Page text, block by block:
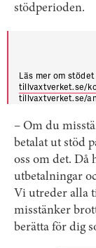
stödperioden.
Läs mer om
tillvaxtverket.se/
tillvaxtverket.se/
– Om du
betalat ut stöd
oss om det. Då
utbetalningar
Vi utreder alla
misstänker
berätta för dig